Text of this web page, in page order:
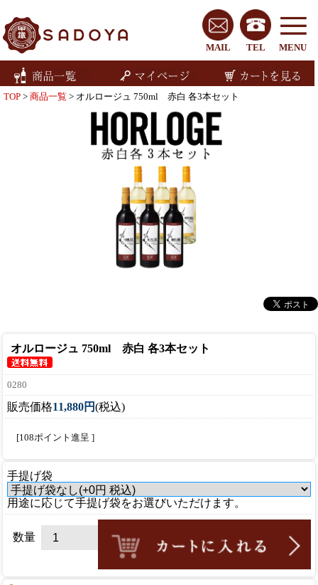
MENU
TEL
MAIL
TOP > 商品一覧 > オルロージュ 750ml 赤白 各3本セット
オルロージュ 750ml 赤白 各3本セット
0280
販売価格11,880円(税込)
[108ポイント進呈 ]
手提げ袋
用途に応じて手提げ袋をお選びいただけます。
数量